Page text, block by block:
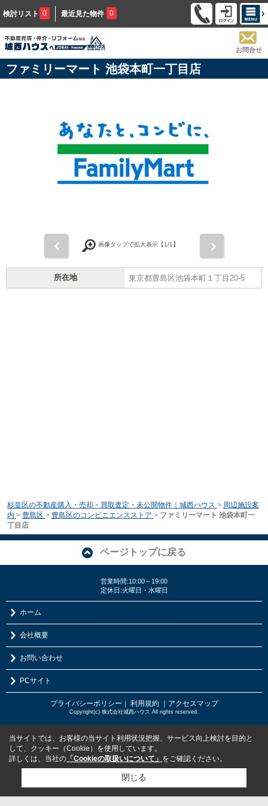
検討リスト 0 最近見た物件 0
お問合せ
ファミリーマート 池袋本町一丁目店
画像タップで拡大表示【1/1】
所在地 東京都豊島区池袋本町１丁目20-5
杉並区の不動産購入・売却・買取査定・未公開物件｜城西ハウス > 周辺施設案
内 > 豊島区 > 豊島区のコンビニエンスストア > ファミリーマート 池袋本町一
丁目店
ページトップに戻る
営業時間:10:00～19:00
定休日:火曜日・水曜日
ホーム
会社概要
お問い合わせ
PCサイト
プライバシーポリシー ｜ 利用規約 ｜アクセスマップ
Copyright(c) 株式会社城西ハウス All rights reserved.
当サイトでは、お客様の当サイト利用状況把握、サービス向上検討を目的と
して、クッキー（Cookie）を使用しています。
詳しくは、当社の 「Cookieの取扱いについて」 をご確認ください。
閉じる